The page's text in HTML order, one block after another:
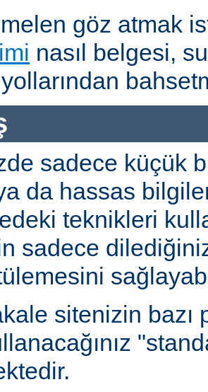
göz atmak
nasıl belgesi,
sadece küçük
da hassas
teknikleri
sadece
sitenizin bazı